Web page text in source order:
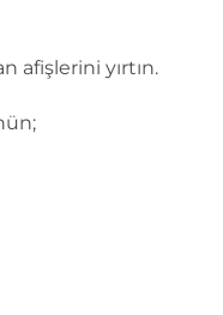
afişlerini yırtın.